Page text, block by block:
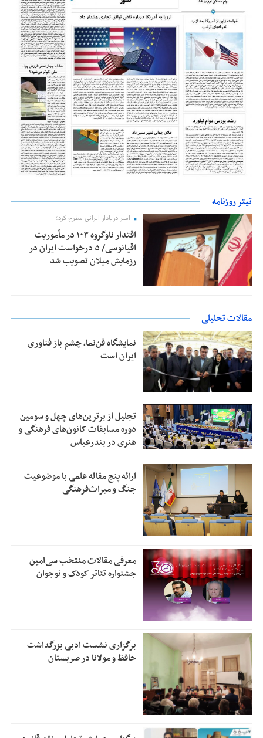
تیتر روزنامه
امیر دریادار ایرانی مطرح کرد؛
اقتدار ناوگروه ۱۰۳ در مأموریت‌
اقیانوسی/ ۵ درخواست ایران در
رزمایش میلان تصویب شد
مقالات تحلیلی
نمایشگاه فن‌نما، چشم باز فناوری
ایران است
تجلیل از بر‌ترین‌های چهل و سومین
دوره مسابقات کانون‌های فرهنگی و
هنری در بندرعباس
ارائه پنج مقاله علمی با موضوعیت
جنگ و میراث‌فرهنگی
معرفی مقالات منتخب سی‌امین
جشنواره تئاتر کودک و نوجوان
برگزاری نشست ادبی بزرگداشت
حافظ و مولانا در صربستان